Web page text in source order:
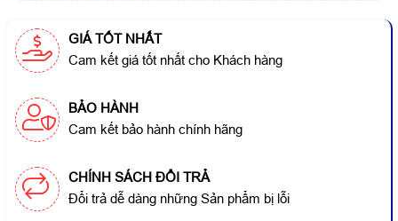
GIÁ TỐT NHẤT
Cam kết giá tốt nhất cho Khách hàng
BẢO HÀNH
Cam kết bảo hành chính hãng
CHÍNH SÁCH ĐỔI TRẢ
Đổi trả dễ dàng những Sản phẩm bị lỗi